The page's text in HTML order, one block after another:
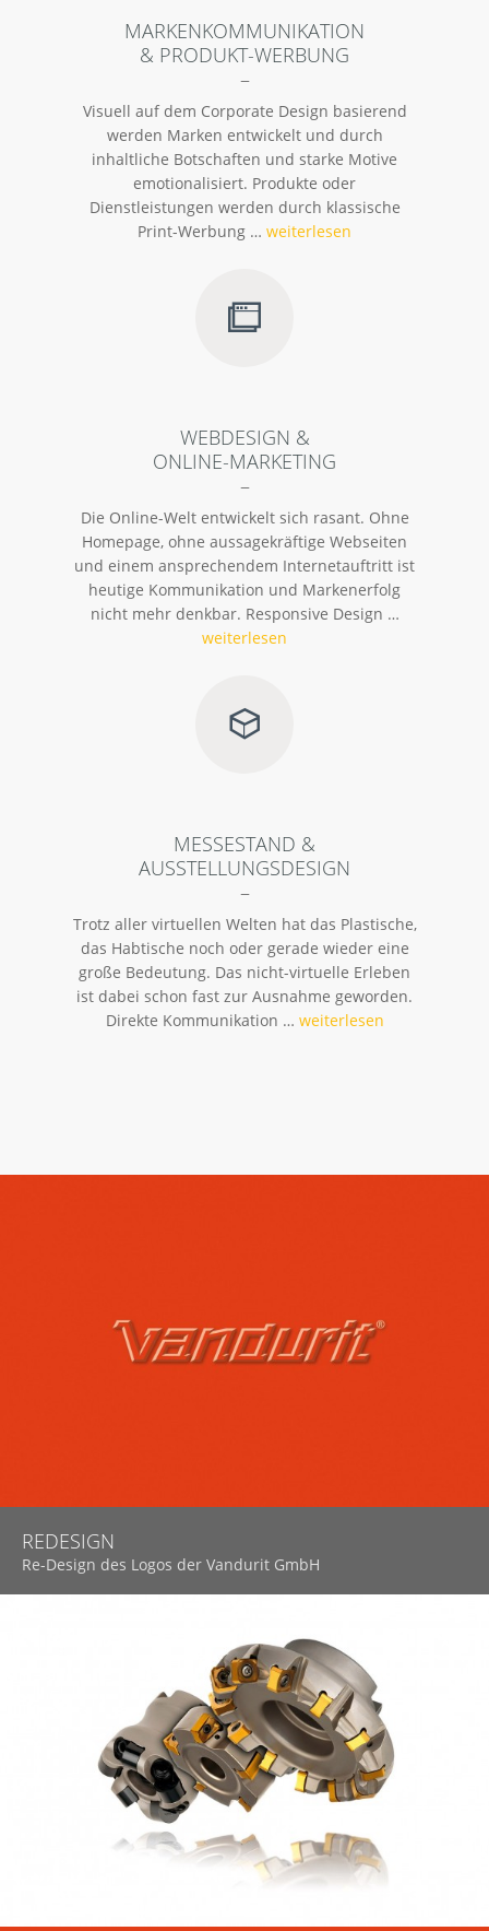
MARKENKOMMUNIKATION
& PRODUKT-WERBUNG
–
Visuell auf dem Corporate Design basierend
werden Marken entwickelt und durch
inhaltliche Botschaften und starke Motive
emotionalisiert. Produkte oder
Dienstleistungen werden durch klassische
Print-Werbung … weiterlesen
WEBDESIGN &
ONLINE-MARKETING
–
Die Online-Welt entwickelt sich rasant. Ohne
Homepage, ohne aussagekräftige Webseiten
und einem ansprechendem Internetauftritt ist
heutige Kommunikation und Markenerfolg
nicht mehr denkbar. Responsive Design …
weiterlesen
MESSESTAND &
AUSSTELLUNGSDESIGN
–
Trotz aller virtuellen Welten hat das Plastische,
das Habtische noch oder gerade wieder eine
große Bedeutung. Das nicht-virtuelle Erleben
ist dabei schon fast zur Ausnahme geworden.
Direkte Kommunikation … weiterlesen
REDESIGN
Re-Design des Logos der Vandurit GmbH